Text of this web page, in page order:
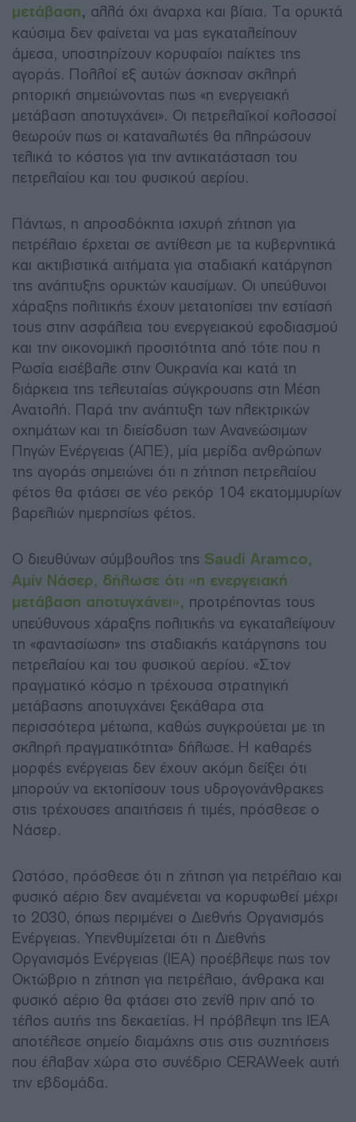
μετάβαση, αλλά όχι άναρχα και βίαια. Τα ορυκτά
καύσιμα δεν φαίνεται να μας εγκαταλείπουν
άμεσα, υποστηρίζουν κορυφαίοι παίκτες της
αγοράς. Πολλοί εξ αυτών άσκησαν σκληρή
ρητορική σημειώνοντας πως «η ενεργειακή
μετάβαση αποτυγχάνει». Οι πετρελαϊκοί κολοσσοί
θεωρούν πως οι καταναλωτές θα πληρώσουν
τελικά το κόστος για την αντικατάσταση του
πετρελαίου και του φυσικού αερίου.
Πάντως, η απροσδόκητα ισχυρή ζήτηση για
πετρέλαιο έρχεται σε αντίθεση με τα κυβερνητικά
και ακτιβιστικά αιτήματα για σταδιακή κατάργηση
της ανάπτυξης ορυκτών καυσίμων. Οι υπεύθυνοι
χάραξης πολιτικής έχουν μετατοπίσει την εστίασή
τους στην ασφάλεια του ενεργειακού εφοδιασμού
και την οικονομική προσιτότητα από τότε που η
Ρωσία εισέβαλε στην Ουκρανία και κατά τη
διάρκεια της τελευταίας σύγκρουσης στη Μέση
Ανατολή. Παρά την ανάπτυξη των ηλεκτρικών
οχημάτων και τη διείσδυση των Ανανεώσιμων
Πηγών Ενέργειας (ΑΠΕ), μία μερίδα ανθρώπων
της αγοράς σημειώνει ότι η ζήτηση πετρελαίου
φέτος θα φτάσει σε νέο ρεκόρ 104 εκατομμυρίων
βαρελιών ημερησίως φέτος.
Ο διευθύνων σύμβουλος της Saudi Aramco,
Αμίν Νάσερ, δήλωσε ότι «η ενεργειακή
μετάβαση αποτυγχάνει», προτρέποντας τους
υπεύθυνους χάραξης πολιτικής να εγκαταλείψουν
τη «φαντασίωση» της σταδιακής κατάργησης του
πετρελαίου και του φυσικού αερίου. «Στον
πραγματικό κόσμο η τρέχουσα στρατηγική
μετάβασης αποτυγχάνει ξεκάθαρα στα
περισσότερα μέτωπα, καθώς συγκρούεται με τη
σκληρή πραγματικότητα» δήλωσε. Η καθαρές
μορφές ενέργειας δεν έχουν ακόμη δείξει ότι
μπορούν να εκτοπίσουν τους υδρογονάνθρακες
στις τρέχουσες απαιτήσεις ή τιμές, πρόσθεσε ο
Νάσερ.
Ωστόσο, πρόσθεσε ότι η ζήτηση για πετρέλαιο και
φυσικό αέριο δεν αναμένεται να κορυφωθεί μέχρι
το 2030, όπως περιμένει ο Διεθνής Οργανισμός
Ενέργειας. Υπενθυμίζεται ότι η Διεθνής
Οργανισμός Ενέργειας (IEA) προέβλεψε πως τον
Οκτώβριο η ζήτηση για πετρέλαιο, άνθρακα και
φυσικό αέριο θα φτάσει στο ζενίθ πριν από το
τέλος αυτής της δεκαετίας. Η πρόβλεψη της IEA
αποτέλεσε σημείο διαμάχης στις στις συζητήσεις
που έλαβαν χώρα στο συνέδριο CERAWeek αυτή
την εβδομάδα.